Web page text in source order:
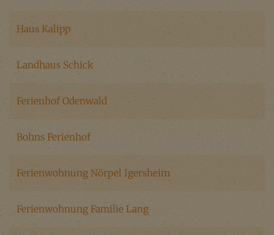
Haus Kalipp
Landhaus Schick
Ferienhof Odenwald
Bohns Ferienhof
Ferienwohnung Nörpel Igersheim
Ferienwohnung Familie Lang